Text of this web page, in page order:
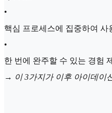
•
핵심 프로세스에 집중하여
•
한 번에 완주할 수 있는 경험
→ 이 3가지가 이후 아이데이